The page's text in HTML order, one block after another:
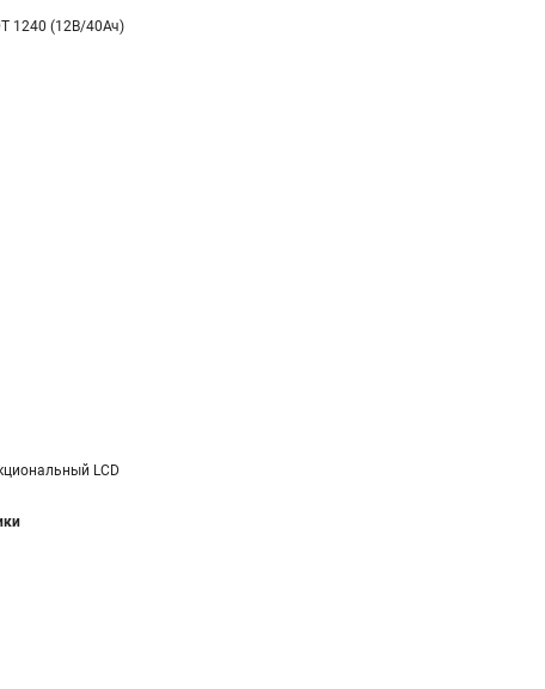
1240 (12В/40Ач)
LCD